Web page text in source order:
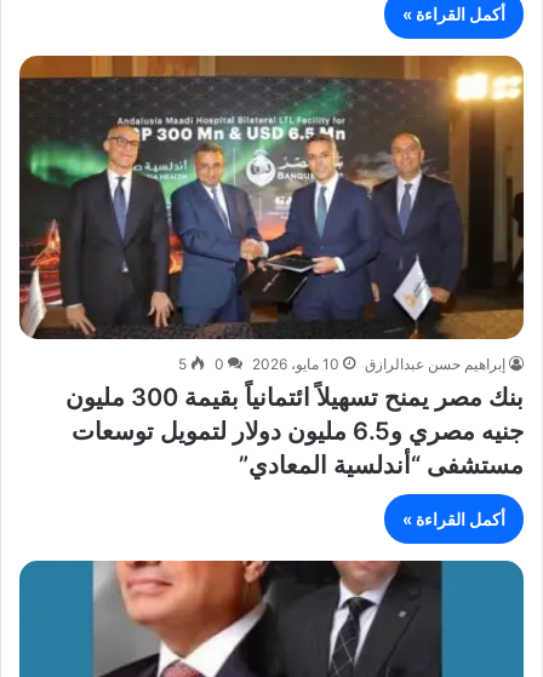
أكمل القراءة »
إبراهيم حسن عبدالرازق 10 مايو، 2026 0
5
بنك مصر يمنح تسهيلاً ائتمانياً بقيمة 300 مليون
جنيه مصري و6.5 مليون دولار لتمويل توسعات
مستشفى “أندلسية المعادي”
أكمل القراءة »